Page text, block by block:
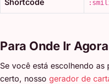
Para Onde Ir Agora
Se você está escolhendo
certo, nosso gerador de